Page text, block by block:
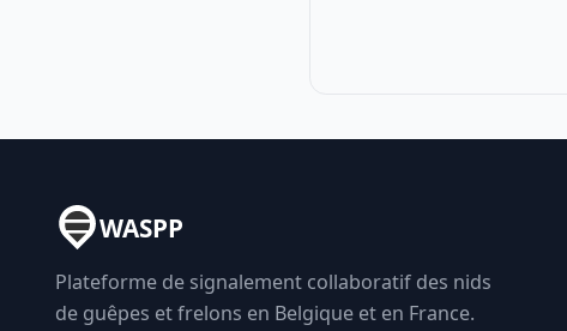
WASPP
Plateforme de signalement collaboratif des nids
de guêpes et frelons en Belgique et en France.